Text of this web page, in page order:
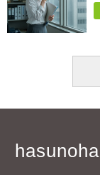
hasunoha